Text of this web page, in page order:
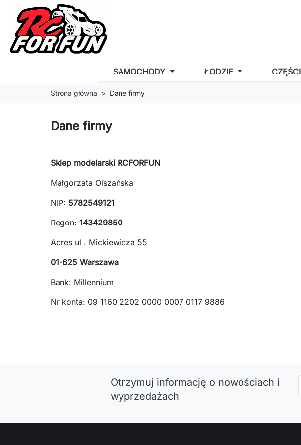
SAMOCHODY ŁODZIE CZĘŚCI
Strona główna Dane firmy
Dane firmy
Sklep modelarski RCFORFUN
Małgorzata Olszańska
NIP: 5782549121
Regon: 143429850
Adres ul . Mickiewicza 55
01-625 Warszawa
Bank: Millennium
Nr konta: 09 1160 2202 0000 0007 0117 9886
Otrzymuj informację o nowościach i
wyprzedażach